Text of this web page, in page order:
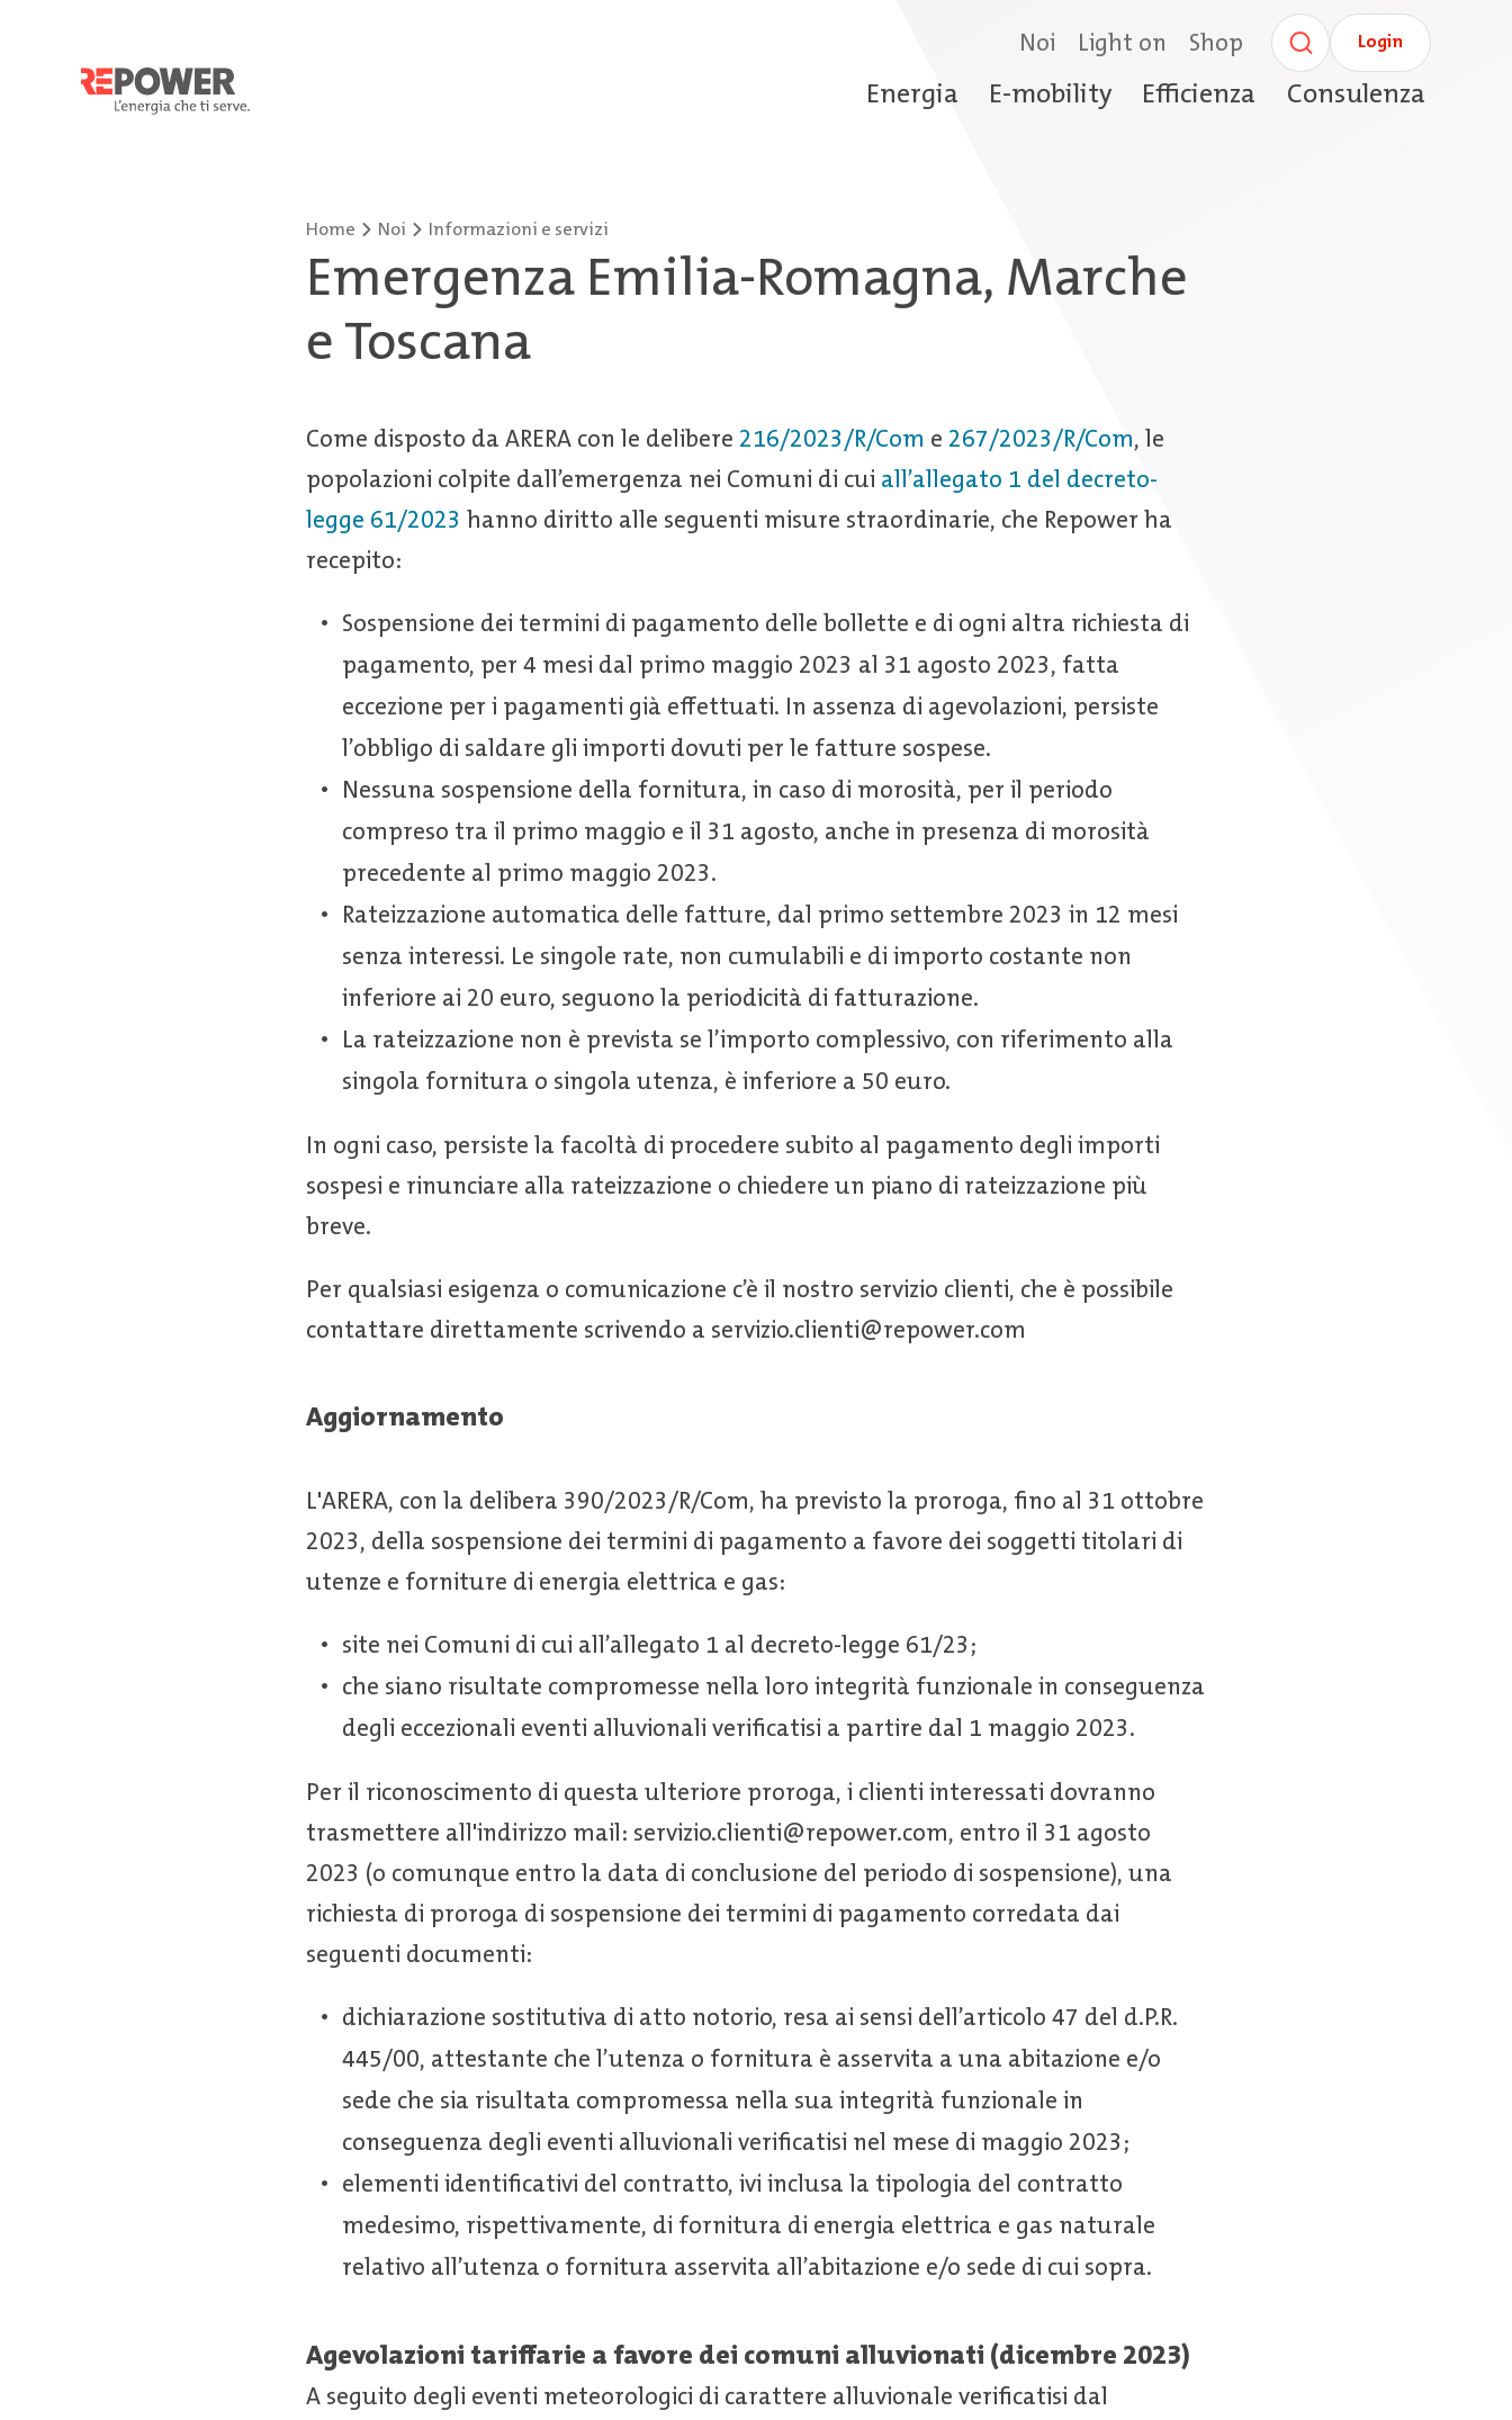
Noi Light on Shop Login
Energia E-mobility Efficienza Consulenza
Home Noi Informazioni e servizi
Emergenza Emilia-Romagna, Marche
e Toscana
Come disposto da ARERA con le delibere 216/2023/R/Com e 267/2023/R/Com, le
popolazioni colpite dall’emergenza nei Comuni di cui all’allegato 1 del decreto-
legge 61/2023 hanno diritto alle seguenti misure straordinarie, che Repower ha
recepito:
Sospensione dei termini di pagamento delle bollette e di ogni altra richiesta di
pagamento, per 4 mesi dal primo maggio 2023 al 31 agosto 2023, fatta
eccezione per i pagamenti già effettuati. In assenza di agevolazioni, persiste
l’obbligo di saldare gli importi dovuti per le fatture sospese.
Nessuna sospensione della fornitura, in caso di morosità, per il periodo
compreso tra il primo maggio e il 31 agosto, anche in presenza di morosità
precedente al primo maggio 2023.
Rateizzazione automatica delle fatture, dal primo settembre 2023 in 12 mesi
senza interessi. Le singole rate, non cumulabili e di importo costante non
inferiore ai 20 euro, seguono la periodicità di fatturazione.
La rateizzazione non è prevista se l’importo complessivo, con riferimento alla
singola fornitura o singola utenza, è inferiore a 50 euro.
In ogni caso, persiste la facoltà di procedere subito al pagamento degli importi
sospesi e rinunciare alla rateizzazione o chiedere un piano di rateizzazione più
breve.
Per qualsiasi esigenza o comunicazione c’è il nostro servizio clienti, che è possibile
contattare direttamente scrivendo a servizio.clienti@repower.com
Aggiornamento
L'ARERA, con la delibera 390/2023/R/Com, ha previsto la proroga, fino al 31 ottobre
2023, della sospensione dei termini di pagamento a favore dei soggetti titolari di
utenze e forniture di energia elettrica e gas:
site nei Comuni di cui all’allegato 1 al decreto-legge 61/23;
che siano risultate compromesse nella loro integrità funzionale in conseguenza
degli eccezionali eventi alluvionali verificatisi a partire dal 1 maggio 2023.
Per il riconoscimento di questa ulteriore proroga, i clienti interessati dovranno
trasmettere all'indirizzo mail: servizio.clienti@repower.com, entro il 31 agosto
2023 (o comunque entro la data di conclusione del periodo di sospensione), una
richiesta di proroga di sospensione dei termini di pagamento corredata dai
seguenti documenti:
dichiarazione sostitutiva di atto notorio, resa ai sensi dell’articolo 47 del d.P.R.
445/00, attestante che l’utenza o fornitura è asservita a una abitazione e/o
sede che sia risultata compromessa nella sua integrità funzionale in
conseguenza degli eventi alluvionali verificatisi nel mese di maggio 2023;
elementi identificativi del contratto, ivi inclusa la tipologia del contratto
medesimo, rispettivamente, di fornitura di energia elettrica e gas naturale
relativo all’utenza o fornitura asservita all’abitazione e/o sede di cui sopra.
Agevolazioni tariffarie a favore dei comuni alluvionati (dicembre 2023)
A seguito degli eventi meteorologici di carattere alluvionale verificatisi dal